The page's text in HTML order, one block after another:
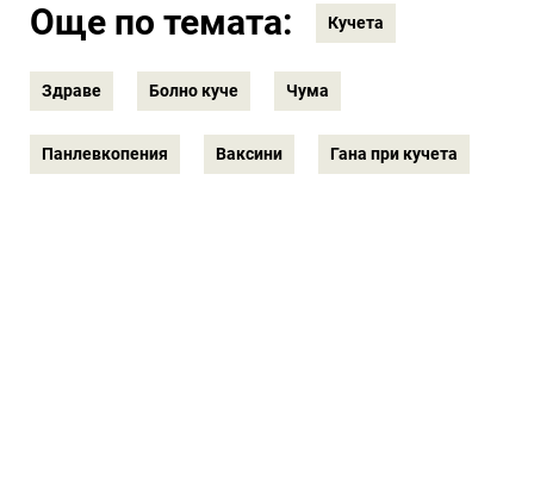
Още по темата: Кучета
Здраве Болно куче Чума
Панлевкопения Ваксини Гана при кучета